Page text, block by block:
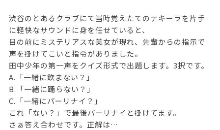
渋谷のとあるクラブにて当時覚えたてのテキーラを片手
に軽快なサウンドに身を任せていると、
目の前にミステリアスな美女が現れ、先輩からの指示で
声を掛けてこいと指令がありました。
田中少年の第一声をクイズ形式で出題します。3択です。
A.「一緒に飲まない？」
B.「一緒に踊らない？」
C.「一緒にパーリナイ？」
これ「ない？」で最後パーリナイと掛けてます。
さぁ答え合わせです。正解は…